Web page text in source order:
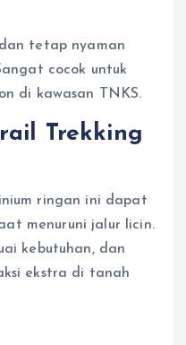
tetap nyaman
cocok untuk
di kawasan TNKS.
Trekking
ringan ini dapat
menuruni jalur licin.
kebutuhan, dan
ekstra di tanah